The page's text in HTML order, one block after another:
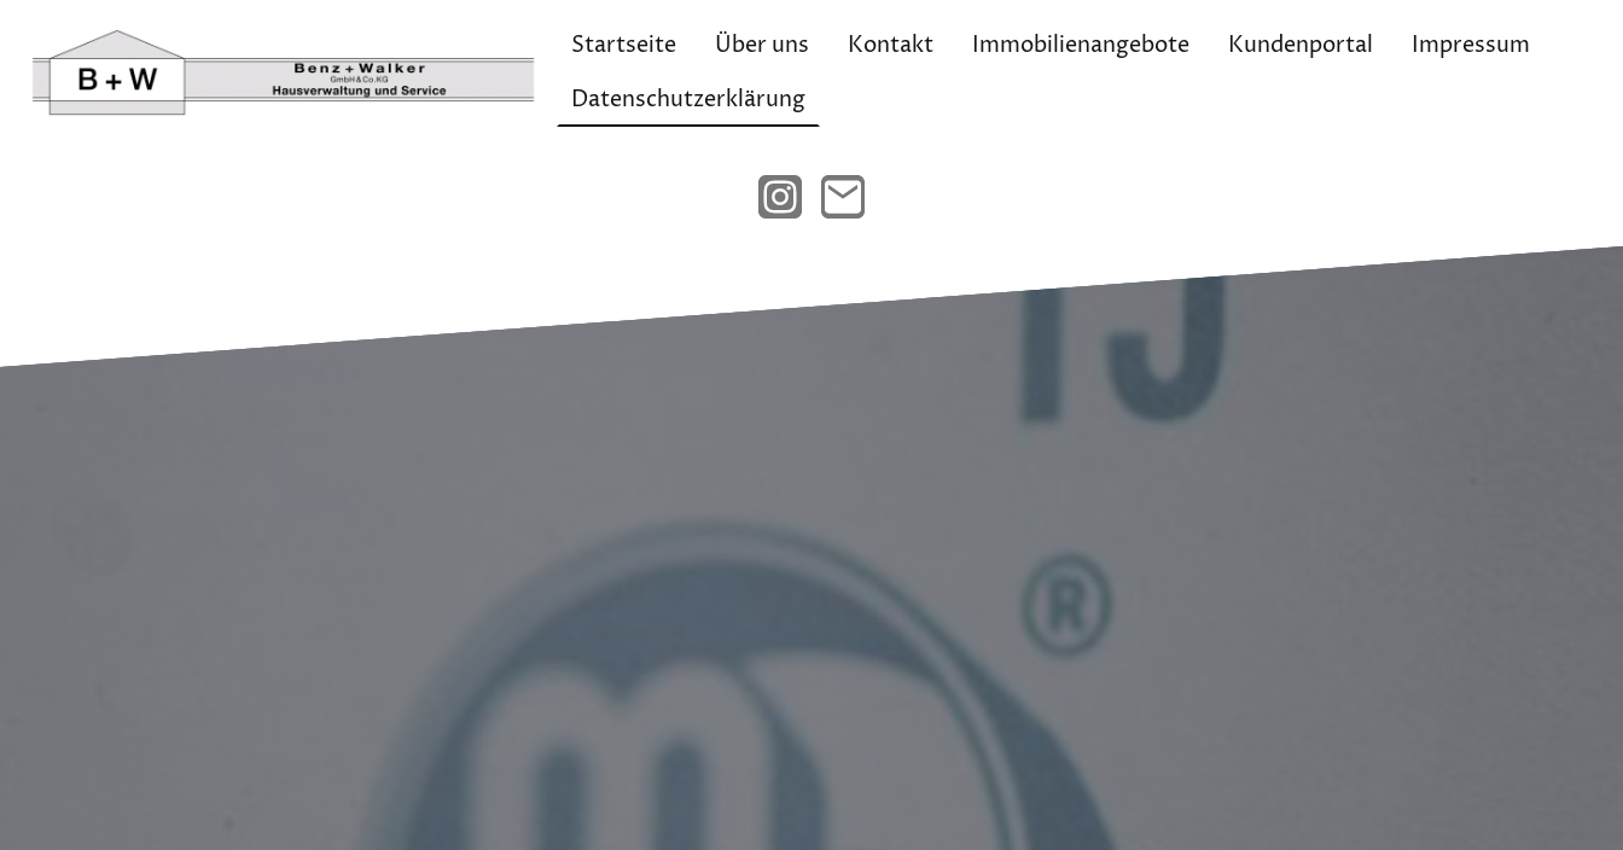
Startseite Über uns Kontakt Immobilienangebote Kundenportal
Impressum
Datenschutzerklärung